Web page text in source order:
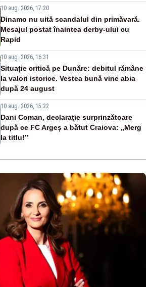
10 aug. 2026, 17:20
Dinamo nu uită scandalul din primăvară.
Mesajul postat înaintea derby-ului cu
Rapid
10 aug. 2026, 16:31
Situație critică pe Dunăre: debitul rămâne
la valori istorice. Vestea bună vine abia
după 24 august
10 aug. 2026, 15:22
Dani Coman, declarație surprinzătoare
după ce FC Argeș a bătut Craiova: „Merg
la titlu!”